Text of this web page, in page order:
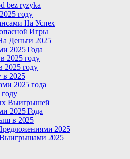
bez ryzyka
году
На Успех
Игры
Деньги 2025
2025 Года
2025 году
2025 году
в 2025
2025 года
Выигрышей
2025 Года
в 2025
2025
2025